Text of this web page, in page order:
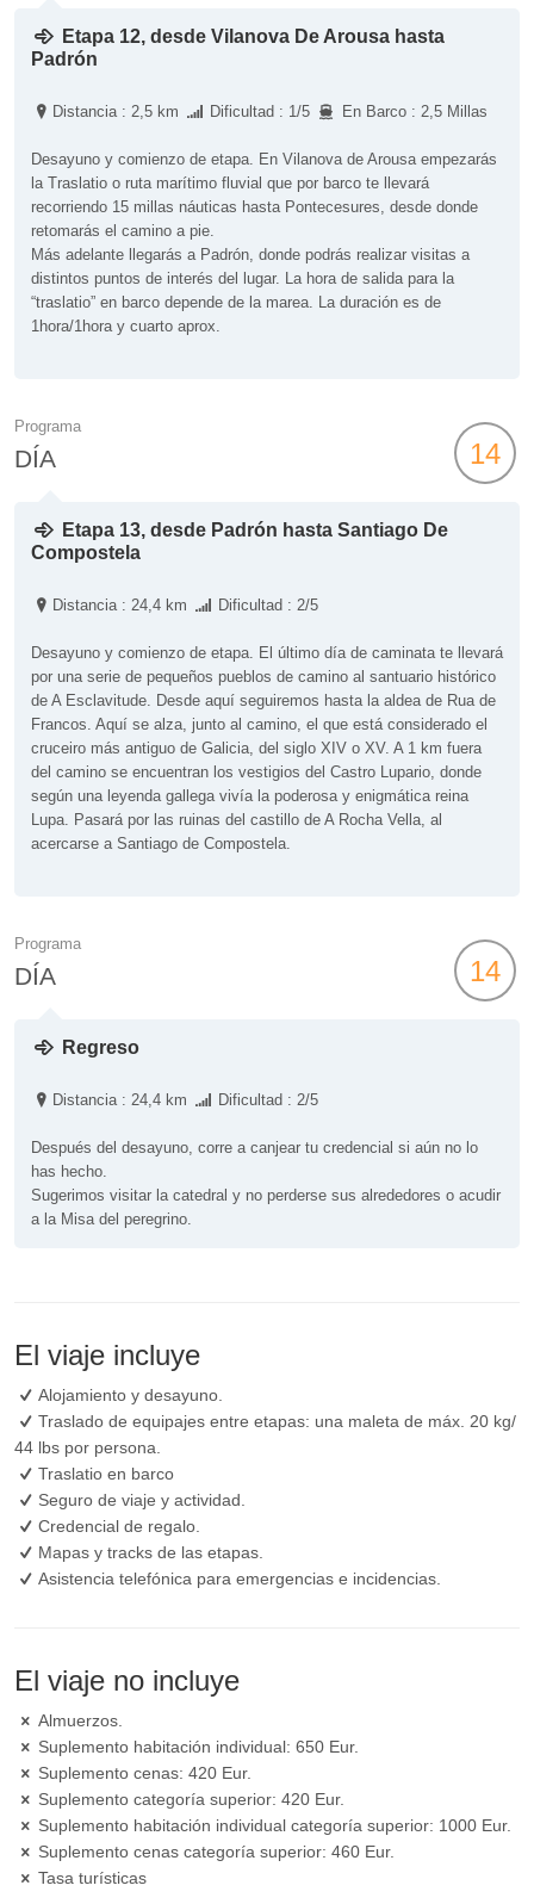
Etapa 12, desde Vilanova De Arousa hasta
Padrón
Distancia : 2,5 km Dificultad : 1/5 En Barco : 2,5 Millas
Desayuno y comienzo de etapa. En Vilanova de Arousa empezarás
la Traslatio o ruta marítimo fluvial que por barco te llevará
recorriendo 15 millas náuticas hasta Pontecesures, desde donde
retomarás el camino a pie.
Más adelante llegarás a Padrón, donde podrás realizar visitas a
distintos puntos de interés del lugar. La hora de salida para la
“traslatio” en barco depende de la marea. La duración es de
1hora/1hora y cuarto aprox.
Programa
DÍA 14
Etapa 13, desde Padrón hasta Santiago De
Compostela
Distancia : 24,4 km Dificultad : 2/5
Desayuno y comienzo de etapa. El último día de caminata te llevará
por una serie de pequeños pueblos de camino al santuario histórico
de A Esclavitude. Desde aquí seguiremos hasta la aldea de Rua de
Francos. Aquí se alza, junto al camino, el que está considerado el
cruceiro más antiguo de Galicia, del siglo XIV o XV. A 1 km fuera
del camino se encuentran los vestigios del Castro Lupario, donde
según una leyenda gallega vivía la poderosa y enigmática reina
Lupa. Pasará por las ruinas del castillo de A Rocha Vella, al
acercarse a Santiago de Compostela.
Programa
DÍA 14
Regreso
Distancia : 24,4 km Dificultad : 2/5
Después del desayuno, corre a canjear tu credencial si aún no lo
has hecho.
Sugerimos visitar la catedral y no perderse sus alrededores o acudir
a la Misa del peregrino.
El viaje incluye
Alojamiento y desayuno.
Traslado de equipajes entre etapas: una maleta de máx. 20 kg/
44 lbs por persona.
Traslatio en barco
Seguro de viaje y actividad.
Credencial de regalo.
Mapas y tracks de las etapas.
Asistencia telefónica para emergencias e incidencias.
El viaje no incluye
Almuerzos.
Suplemento habitación individual: 650 Eur.
Suplemento cenas: 420 Eur.
Suplemento categoría superior: 420 Eur.
Suplemento habitación individual categoría superior: 1000 Eur.
Suplemento cenas categoría superior: 460 Eur.
Tasa turísticas